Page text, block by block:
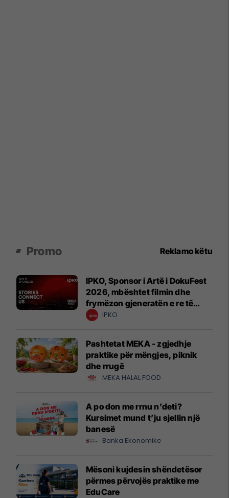
Promo Reklamo këtu
IPKO, Sponsor i Artë i DokuFest
2026, mbështet filmin dhe
frymëzon gjeneratën e re të
krijuesve
IPKO
Pashtetat MEKA - zgjedhje
praktike për mëngjes, piknik
dhe rrugë
MEKA HALAL FOOD
A po don me rrnu n’deti?
Kursimet mund t’ju sjellin një
banesë
Banka Ekonomike
Mësoni kujdesin shëndetësor
përmes përvojës praktike me
EduCare